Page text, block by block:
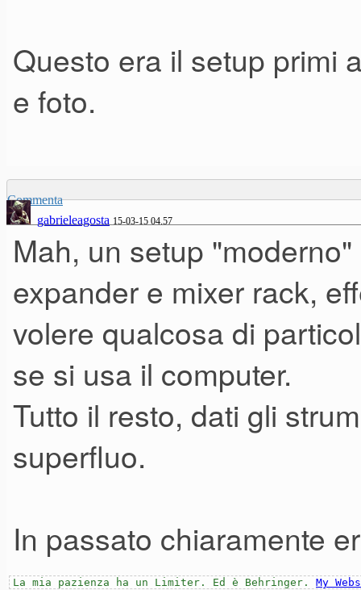
Questo era il setup primi
e foto.
Commenta
gabrieleagosta 15-03-15 04.57
Mah, un setup
expander e mixer rack,
volere qualcosa di
se si usa il computer.
Tutto il resto, dati gli
superfluo.
In passato chiaramente
La mia pazienza ha un Limiter. Ed è Behringer. My